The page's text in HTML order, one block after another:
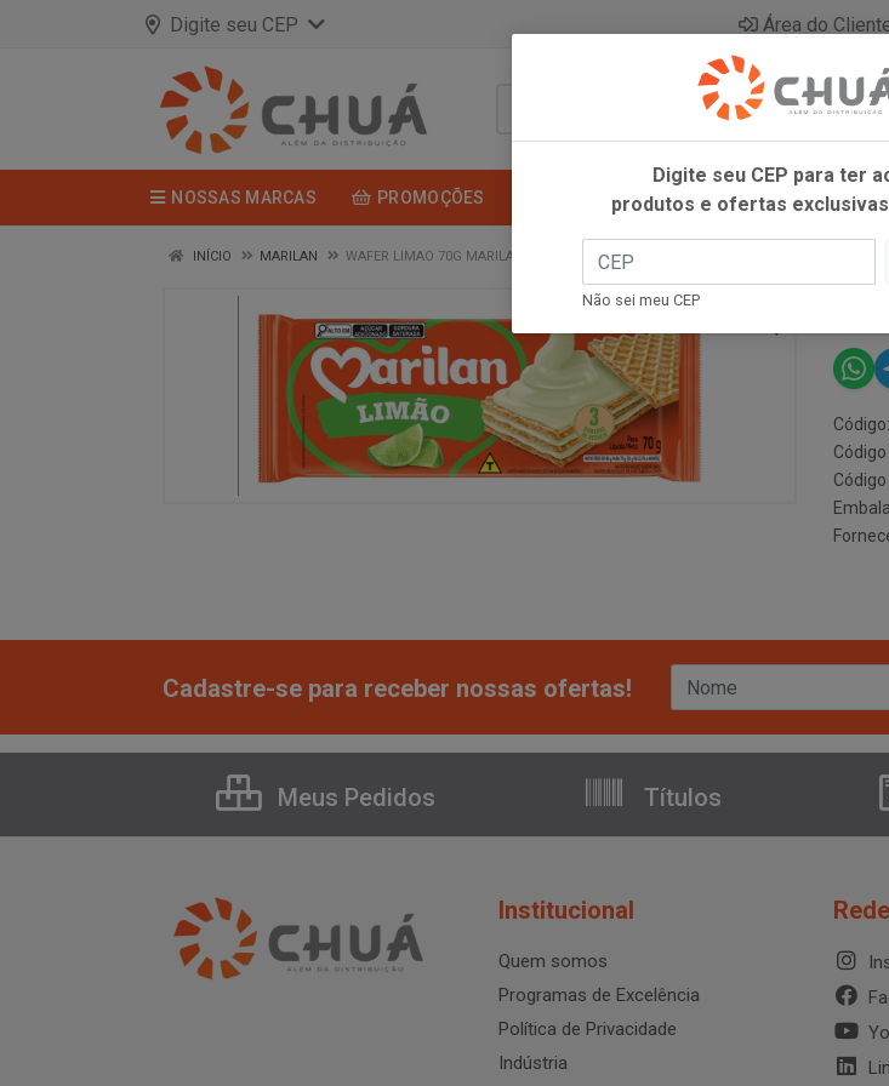
Digite seu CEP Área do
NOSSAS MARCAS PROMOÇÕES
INÍCIO MARILAN WAFER LIMAO 70G MARILAN
Cadastre-se para receber nossas ofertas!
Meus Pedidos Títulos
Institucional
Quem somos
Programas de Excelência
Política de Privacidade
Indústria
Digite seu CEP para ter
produtos e ofertas
Não sei meu CEP